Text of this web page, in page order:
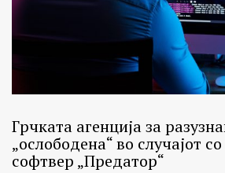
Грчката агенција зa
„ослободена“ во случајот
софтвер „Предатор“